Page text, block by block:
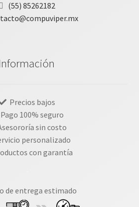
(55) 85262182
Información
Precios bajos
Pago 100% seguro
sin costo
personalizado
con garantía
de entrega estimado